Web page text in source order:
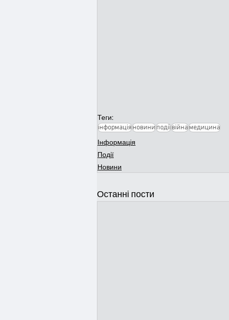
Теги:
інформаціяновиниподіївійнамедицина
Інформація
Події
Новини
Останні пости